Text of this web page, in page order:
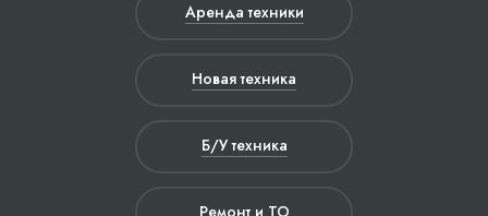
Аренда техники
Новая техника
Б/У техника
Ремонт и ТО